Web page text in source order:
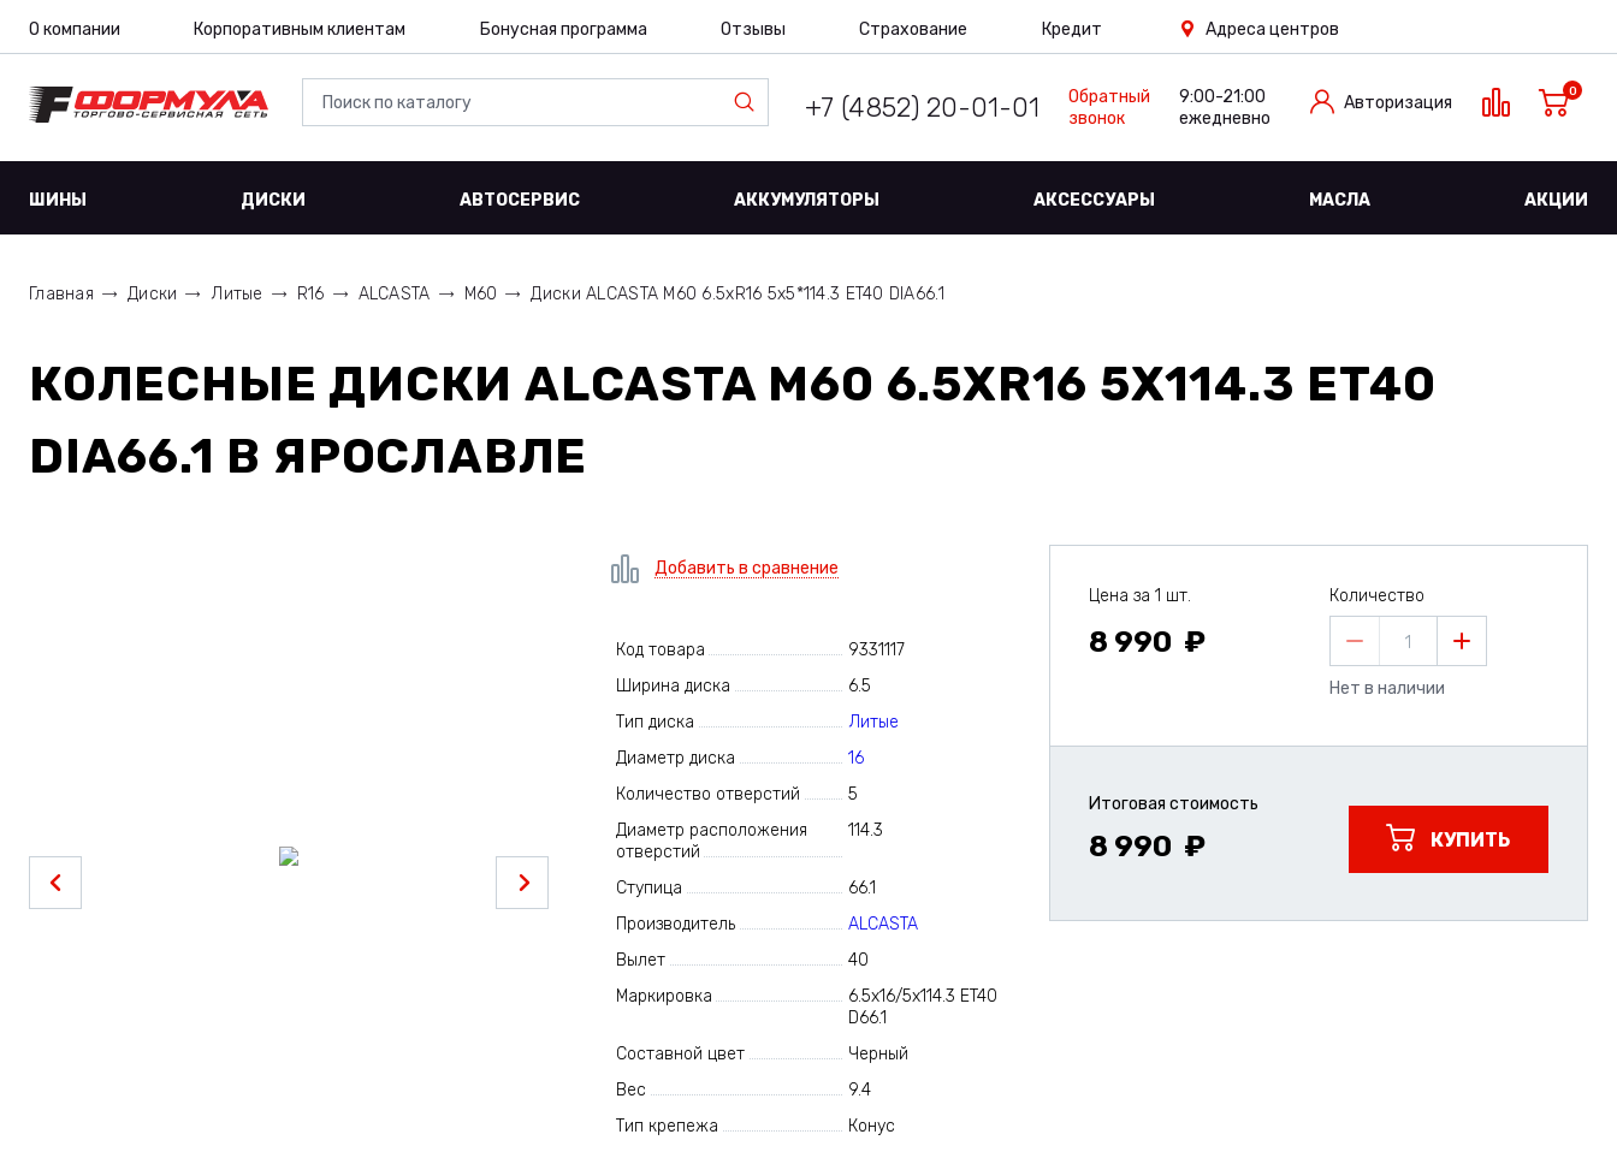
О компании Корпоративным клиентам Бонусная программа Отзывы Страхование Кредит Адреса центров
+7 (4852) 20-01-01
Обратный
звонок
9:00-21:00
ежедневно
Авторизация
0
ШИНЫ ДИСКИ АВТОСЕРВИС АККУМУЛЯТОРЫ АКСЕССУАРЫ МАСЛА АКЦИИ
Главная Диски Литые R16 ALCASTA M60 Диски ALCASTA M60 6.5xR16 5x5*114.3 ET40 DIA66.1
КОЛЕСНЫЕ ДИСКИ ALCASTA M60 6.5XR16 5X114.3 ET40
DIA66.1 В ЯРОСЛАВЛЕ
Добавить в сравнение
Код товара
9331117
Ширина диска
6.5
Тип диска
Литые
Диаметр диска
16
Количество отверстий
5
Диаметр расположения
отверстий
114.3
Ступица
66.1
Производитель
ALCASTA
Вылет
40
Маркировка
6.5x16/5x114.3 ET40
D66.1
Составной цвет
Черный
Вес
9.4
Тип крепежа
Конус
Цена за 1 шт.
8 990
Количество
1
Нет в наличии
Итоговая стоимость
8 990 КУПИТЬ